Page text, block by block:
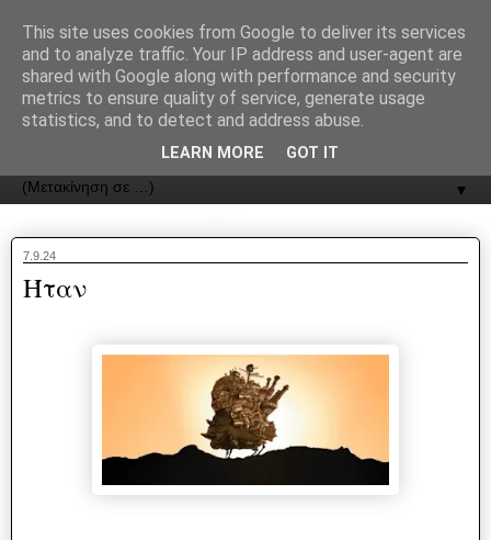
ΟΔΟΣ
▼
7.9.24
Ήταν
This site uses cookies from Google to deliver its services
and to analyze traffic. Your IP address and user-agent are
shared with Google along with performance and security
metrics to ensure quality of service, generate usage
statistics, and to detect and address abuse.
LEARN MORE GOT IT